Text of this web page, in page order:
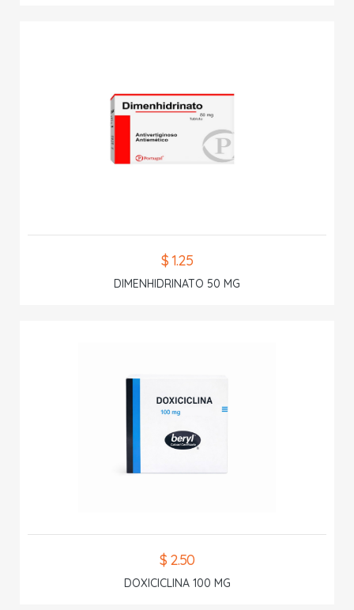
$ 1.25
DIMENHIDRINATO 50 MG
$ 2.50
DOXICICLINA 100 MG